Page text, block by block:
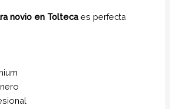
novio en Toltecaes perfecta